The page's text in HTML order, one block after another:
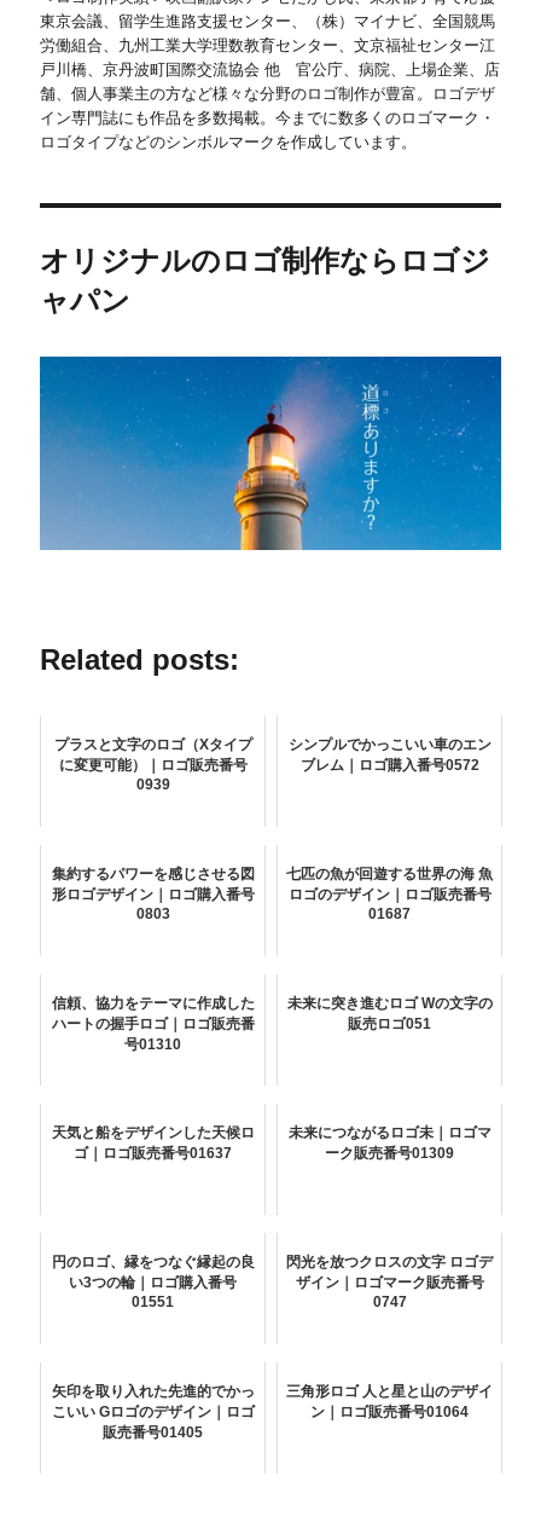
東京会議、留学生進路支援センター、（株）マイナビ、全国競馬
労働組合、九州工業大学理数教育センター、文京福祉センター江
戸川橋、京丹波町国際交流協会 他 官公庁、病院、上場企業、店
舗、個人事業主の方など様々な分野のロゴ制作が豊富。ロゴデザ
イン専門誌にも作品を多数掲載。今までに数多くのロゴマーク・
ロゴタイプなどのシンボルマークを作成しています。
オリジナルのロゴ制作ならロゴジ
ャパン
Related posts:
プラスと文字のロゴ（Xタイプ
に変更可能）｜ロゴ販売番号
0939
シンプルでかっこいい車のエン
ブレム｜ロゴ購入番号0572
集約するパワーを感じさせる図
形ロゴデザイン｜ロゴ購入番号
0803
七匹の魚が回遊する世界の海 魚
ロゴのデザイン｜ロゴ販売番号
01687
信頼、協力をテーマに作成した
ハートの握手ロゴ｜ロゴ販売番
号01310
未来に突き進むロゴ Wの文字の
販売ロゴ051
天気と船をデザインした天候ロ
ゴ｜ロゴ販売番号01637
未来につながるロゴ未｜ロゴマ
ーク販売番号01309
円のロゴ、縁をつなぐ縁起の良
い3つの輪｜ロゴ購入番号
01551
閃光を放つクロスの文字 ロゴデ
ザイン｜ロゴマーク販売番号
0747
矢印を取り入れた先進的でかっ
こいい Gロゴのデザイン｜ロゴ
販売番号01405
三角形ロゴ 人と星と山のデザイ
ン｜ロゴ販売番号01064